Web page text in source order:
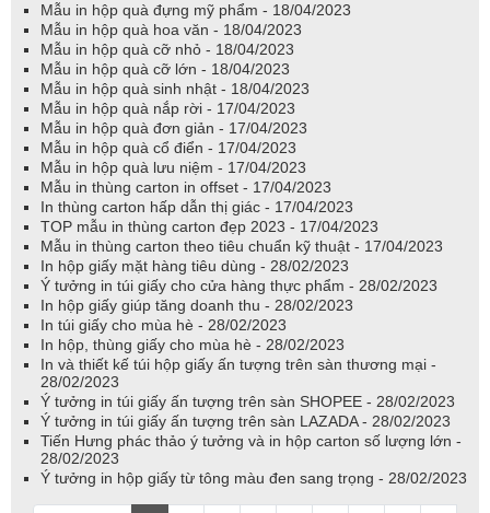
Mẫu in hộp quà đựng mỹ phẩm - 18/04/2023
Mẫu in hộp quà hoa văn - 18/04/2023
Mẫu in hộp quà cỡ nhỏ - 18/04/2023
Mẫu in hộp quà cỡ lớn - 18/04/2023
Mẫu in hộp quà sinh nhật - 18/04/2023
Mẫu in hộp quà nắp rời - 17/04/2023
Mẫu in hộp quà đơn giản - 17/04/2023
Mẫu in hộp quà cổ điển - 17/04/2023
Mẫu in hộp quà lưu niệm - 17/04/2023
Mẫu in thùng carton in offset - 17/04/2023
In thùng carton hấp dẫn thị giác - 17/04/2023
TOP mẫu in thùng carton đẹp 2023 - 17/04/2023
Mẫu in thùng carton theo tiêu chuẩn kỹ thuật - 17/04/2023
In hộp giấy mặt hàng tiêu dùng - 28/02/2023
Ý tưởng in túi giấy cho cửa hàng thực phẩm - 28/02/2023
In hộp giấy giúp tăng doanh thu - 28/02/2023
In túi giấy cho mùa hè - 28/02/2023
In hộp, thùng giấy cho mùa hè - 28/02/2023
In và thiết kế túi hộp giấy ấn tượng trên sàn thương mại -
28/02/2023
Ý tưởng in túi giấy ấn tượng trên sàn SHOPEE - 28/02/2023
Ý tưởng in túi giấy ấn tượng trên sàn LAZADA - 28/02/2023
Tiến Hưng phác thảo ý tưởng và in hộp carton số lượng lớn -
28/02/2023
Ý tưởng in hộp giấy từ tông màu đen sang trọng - 28/02/2023